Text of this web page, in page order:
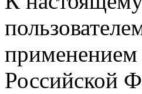
Российской